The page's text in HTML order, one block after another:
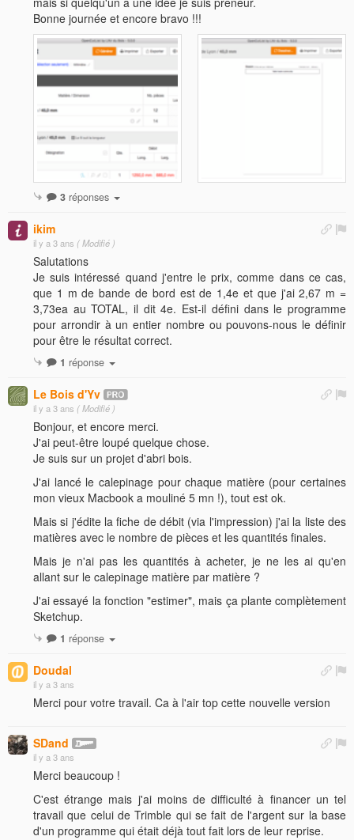
Bonne journée et encore bravo !!!
3 réponses
ikim
il y a 3 ans ( Modifié )
Salutations
Je suis intéressé quand j'entre le prix, comme dans ce cas,
que 1 m de bande de bord est de 1,4e et que j'ai 2,67 m =
3,73ea au TOTAL, il dit 4e. Est-il défini dans le programme
pour arrondir à un entier nombre ou pouvons-nous le définir
pour être le résultat correct.
1 réponse
Le Bois d'Yv
il y a 3 ans ( Modifié )
Bonjour, et encore merci.
J'ai peut-être loupé quelque chose.
Je suis sur un projet d'abri bois.
J'ai lancé le calepinage pour chaque matière (pour certaines
mon vieux Macbook a mouliné 5 mn !), tout est ok.
Mais si j'édite la fiche de débit (via l'impression) j'ai la liste des
matières avec le nombre de pièces et les quantités finales.
Mais je n'ai pas les quantités à acheter, je ne les ai qu'en
allant sur le calepinage matière par matière ?
J'ai essayé la fonction "estimer", mais ça plante complètement
Sketchup.
1 réponse
Doudal
il y a 3 ans
Merci pour votre travail. Ca à l'air top cette nouvelle version
SDand
il y a 3 ans
Merci beaucoup !
C'est étrange mais j'ai moins de difficulté à financer un tel
travail que celui de Trimble qui se fait de l'argent sur la base
d'un programme qui était déjà tout fait lors de leur reprise.